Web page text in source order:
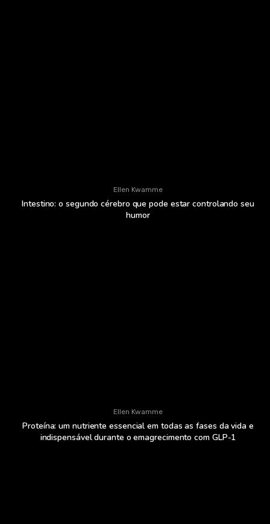
Ellen Kwamme
Intestino: o segundo cérebro que pode estar controlando seu
humor
Ellen Kwamme
Proteína: um nutriente essencial em todas as fases da vida e
indispensável durante o emagrecimento com GLP-1